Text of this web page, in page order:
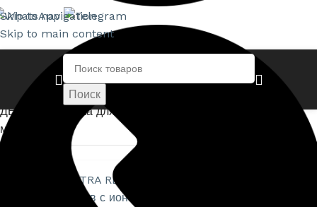
Skip to navigation
Skip to main content
Поиск
Главная страница»
DULUX ULTRA RESIST ДЛЯ
ДЕТСКОЙ краска для стен и потолков с ионами серебра
матовая